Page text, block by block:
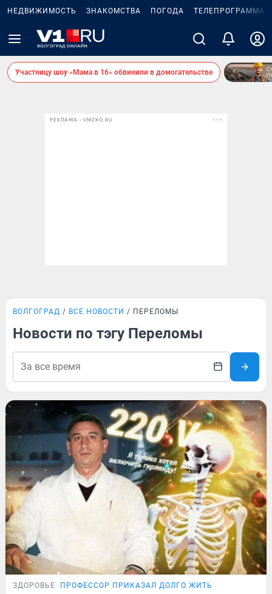
НЕДВИЖИМОСТЬ ЗНАКОМСТВА ПОГОДА ТЕЛЕПРОГРАММА
Участницу шоу «Мама в 16» обвинили в домогательстве
РЕКЛАМА • VMZKO.RU
ВОЛГОГРАД ВСЕ НОВОСТИ ПЕРЕЛОМЫ
Новости по тэгу Переломы
ЗДОРОВЬЕ ПРОФЕССОР ПРИКАЗАЛ ДОЛГО ЖИТЬ